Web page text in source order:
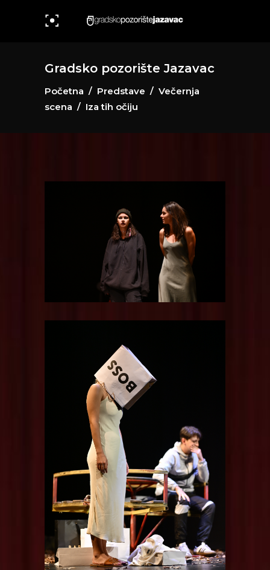
Gradsko pozorište Jazavac
Početna / Predstave / Večernja
scena / Iza tih očiju